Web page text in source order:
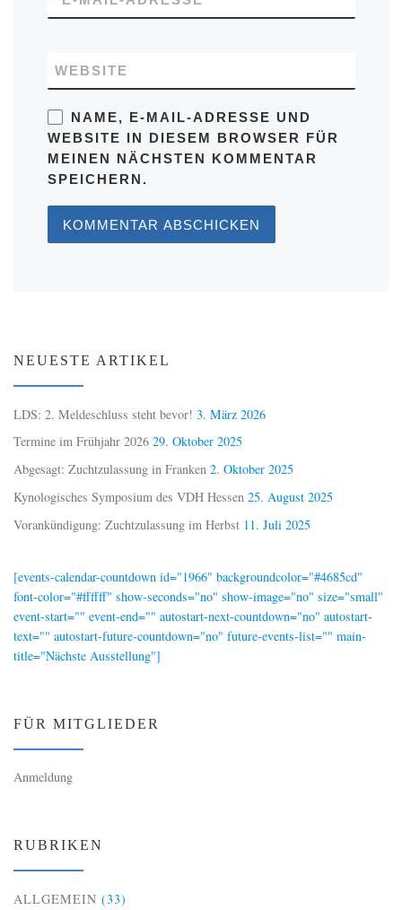
WEBSITE
NAME, E-MAIL-ADRESSE UND
WEBSITE IN DIESEM BROWSER FÜR
MEINEN NÄCHSTEN KOMMENTAR
SPEICHERN.
NEUESTE ARTIKEL
LDS: 2. Meldeschluss steht bevor! 3. März 2026
Termine im Frühjahr 2026 29. Oktober 2025
Abgesagt: Zuchtzulassung in Franken 2. Oktober 2025
Kynologisches Symposium des VDH Hessen 25. August 2025
Vorankündigung: Zuchtzulassung im Herbst 11. Juli 2025
[events-calendar-countdown id="1966" backgroundcolor="#4685cd"
font-color="#ffffff" show-seconds="no" show-image="no" size="small"
event-start="" event-end="" autostart-next-countdown="no" autostart-
text="" autostart-future-countdown="no" future-events-list="" main-
title="Nächste Ausstellung"]
FÜR MITGLIEDER
Anmeldung
RUBRIKEN
ALLGEMEIN (33)